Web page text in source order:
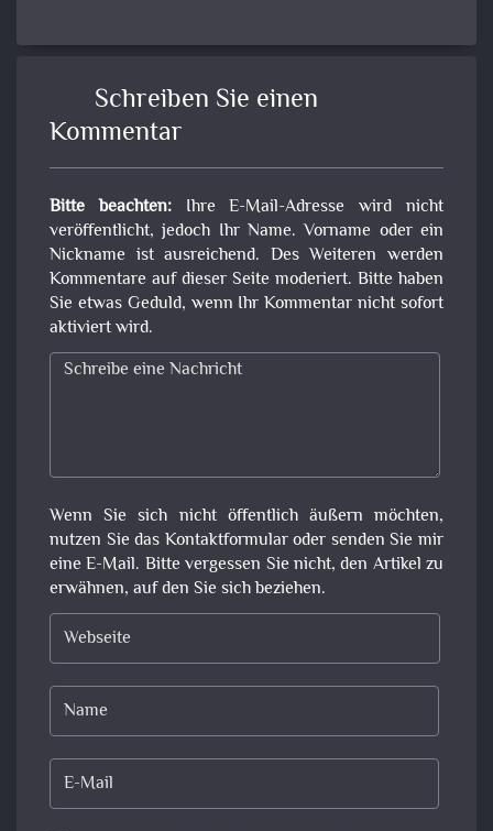
Schreiben Sie einen
Kommentar
Bitte beachten:Ihre E-Mail-Adresse wird nicht
veröffentlicht, jedoch Ihr Name. Vorname oder ein
Nickname ist ausreichend. Des Weiteren werden
Kommentare auf dieser Seite moderiert. Bitte haben
Sie etwas Geduld, wenn Ihr Kommentar nicht sofort
aktiviert wird.
Wenn Sie sich nicht öffentlich äußern möchten,
nutzen Sie das Kontaktformular oder senden Sie mir
eine E-Mail. Bitte vergessen Sie nicht, den Artikel zu
erwähnen, auf den Sie sich beziehen.